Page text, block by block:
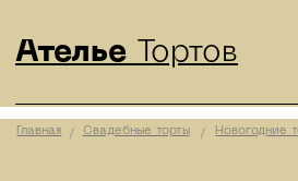
Ателье Тортов